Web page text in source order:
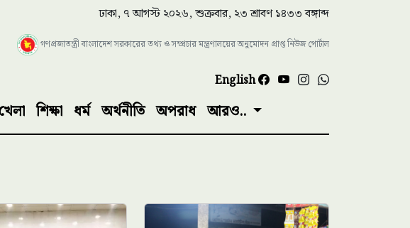
ঢাকা, ৭ আগস্ট ২০২৬, শুক্রবার, ২৩ শ্রাবণ ১৪৩৩ বঙ্গাব্দ
গণপ্রজাতন্ত্রী বাংলাদেশ সরকারের তথ্য ও সম্প্রচার মন্ত্রণালয়ের অনুমোদন প্রাপ্ত নিউজ পোর্টাল
English
শিক্ষা ধর্ম অর্থনীতি অপরাধ আরও..